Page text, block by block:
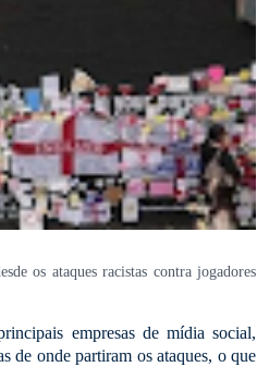
os ataques racistas contra jogadores
empresas de mídia social,
de onde partiram os ataques, o que